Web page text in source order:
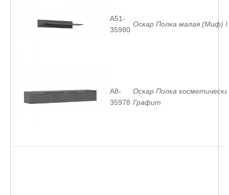
A51-
35980
Оскар Полка малая (Миф)
A8-
35978
Оскар Полка
Графит